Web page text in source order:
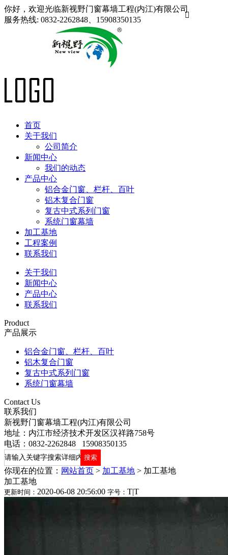
你好，欢迎光临新视野门窗幕墙工程(内江)有限公司
服务热线: 0832-2262848、15908350135

首页
关于我们
公司简介
新闻中心
我们的动态
产品中心
铝合金门窗、栏杆、百叶
铝木复合门窗
复古中式系列门窗
系统门窗幕墙
加工基地
工程案例
联系我们
关于我们
新闻中心
产品中心
联系我们
Product
产品展示
铝合金门窗、栏杆、百叶
铝木复合门窗
复古中式系列门窗
系统门窗幕墙
Contact Us
联系我们
新视野门窗幕墙工程(内江)有限公司
地址：内江市经济技术开发区汉祥路758号
电话：0832-2262848 15908350135
你现在的位置： 网站首页 > 加工基地 > 加工基地
加工基地
更新时间： 2020-06-08 20:56:00 字号： T|T